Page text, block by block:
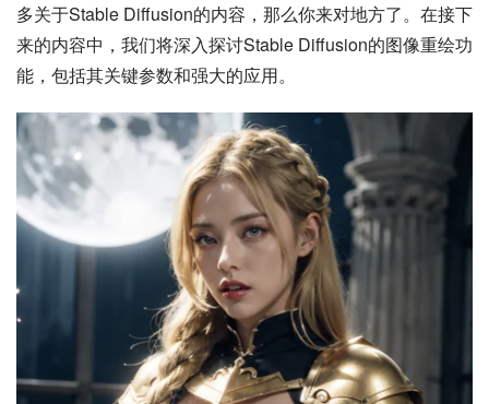
多关于Stable Diffusion的内容，那么你来对地方了。在接下
来的内容中，我们将深入探讨Stable Diffusion的图像重绘功
能，包括其关键参数和强大的应用。